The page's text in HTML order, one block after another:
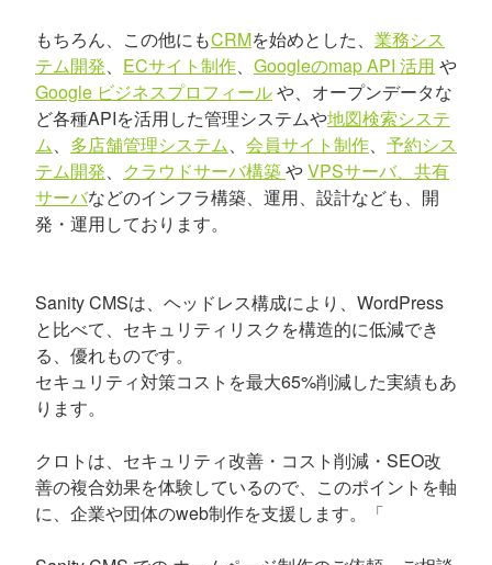
もちろん、この他にもCRMを始めとした、 業務シス
テム開発、 ECサイト制作、 Googleのmap API 活用 や
Google ビジネスプロフィールや、オープンデータな
ど各種APIを活用した管理システムや地図検索システ
ム、 多店舗管理システム、 会員サイト制作、 予約シス
テム開発、 クラウドサーバ構築やVPSサーバ、共有
サーバなどのインフラ構築、運用、設計なども、開
発・運用しております。
Sanity CMSは、ヘッドレス構成により、WordPress
と比べて、セキュリティリスクを構造的に低減でき
る、優れものです。
セキュリティ対策コストを最大65%削減した実績もあ
ります。
クロトは、セキュリティ改善・コスト削減・SEO改
善の複合効果を体験しているので、このポイントを軸
に、企業や団体のweb制作を支援します。「